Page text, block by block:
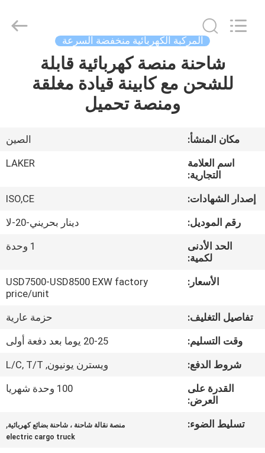
حول
جولة
المعمل
اتصل
أخبار
خريطة
AUTOPARTS
CO.,LIMITED.
المركبة الكهربائية منخفضة السرعة
شاحنة منصة كهربائية قابلة
للشحن مع كابينة قيادة مغلقة
ومنصة تحميل
مكان المنشأ:
الصين
اسم العلامة
التجارية:
LAKER
إصدار الشهادات:
ISO,CE
رقم الموديل:
دينار بحريني-20-لا
الحد الأدنى
لكمية:
1 وحدة
الأسعار:
USD7500-USD8500 EXW factory
price/unit
تفاصيل التغليف:
حزمة عارية
وقت التسليم:
20-25 يوما بعد دفعة أولى
شروط الدفع:
ويسترن يونيون, L/C, T/T
القدرة على
العرض:
100 وحدة شهريا
تسليط الضوء: منصة نقالة شاحنة ، شاحنة بضائع كهربائية,
electric cargo truck